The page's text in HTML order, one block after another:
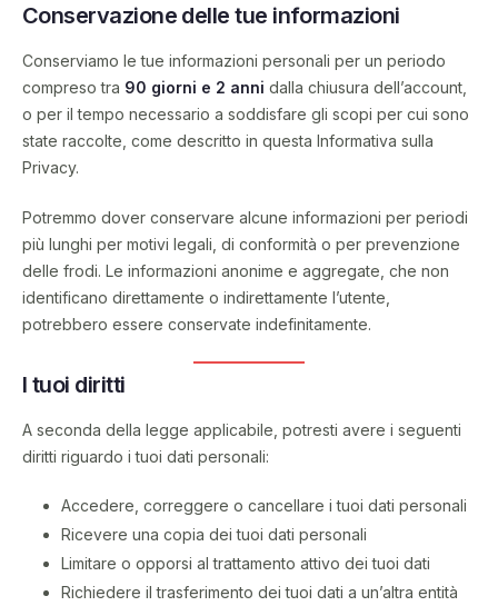
Conservazione delle tue informazioni
Conserviamo le tue informazioni personali per un periodo
compreso tra 90 giorni e 2 anni dalla chiusura dell’account,
o per il tempo necessario a soddisfare gli scopi per cui sono
state raccolte, come descritto in questa Informativa sulla
Privacy.
Potremmo dover conservare alcune informazioni per periodi
più lunghi per motivi legali, di conformità o per prevenzione
delle frodi. Le informazioni anonime e aggregate, che non
identificano direttamente o indirettamente l’utente,
potrebbero essere conservate indefinitamente.
I tuoi diritti
A seconda della legge applicabile, potresti avere i seguenti
diritti riguardo i tuoi dati personali:
Accedere, correggere o cancellare i tuoi dati personali
Ricevere una copia dei tuoi dati personali
Limitare o opporsi al trattamento attivo dei tuoi dati
Richiedere il trasferimento dei tuoi dati a un’altra entità